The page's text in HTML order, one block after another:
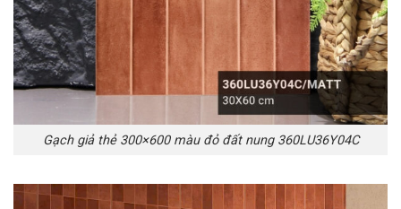
Gạch giả thẻ 300×600 màu đỏ đất nung 360LU36Y04C